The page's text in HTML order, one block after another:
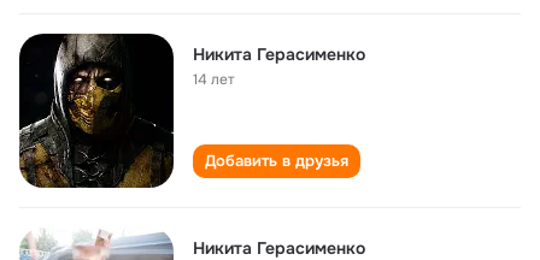
Никита Герасименко
14 лет
Добавить в друзья
Никита Герасименко